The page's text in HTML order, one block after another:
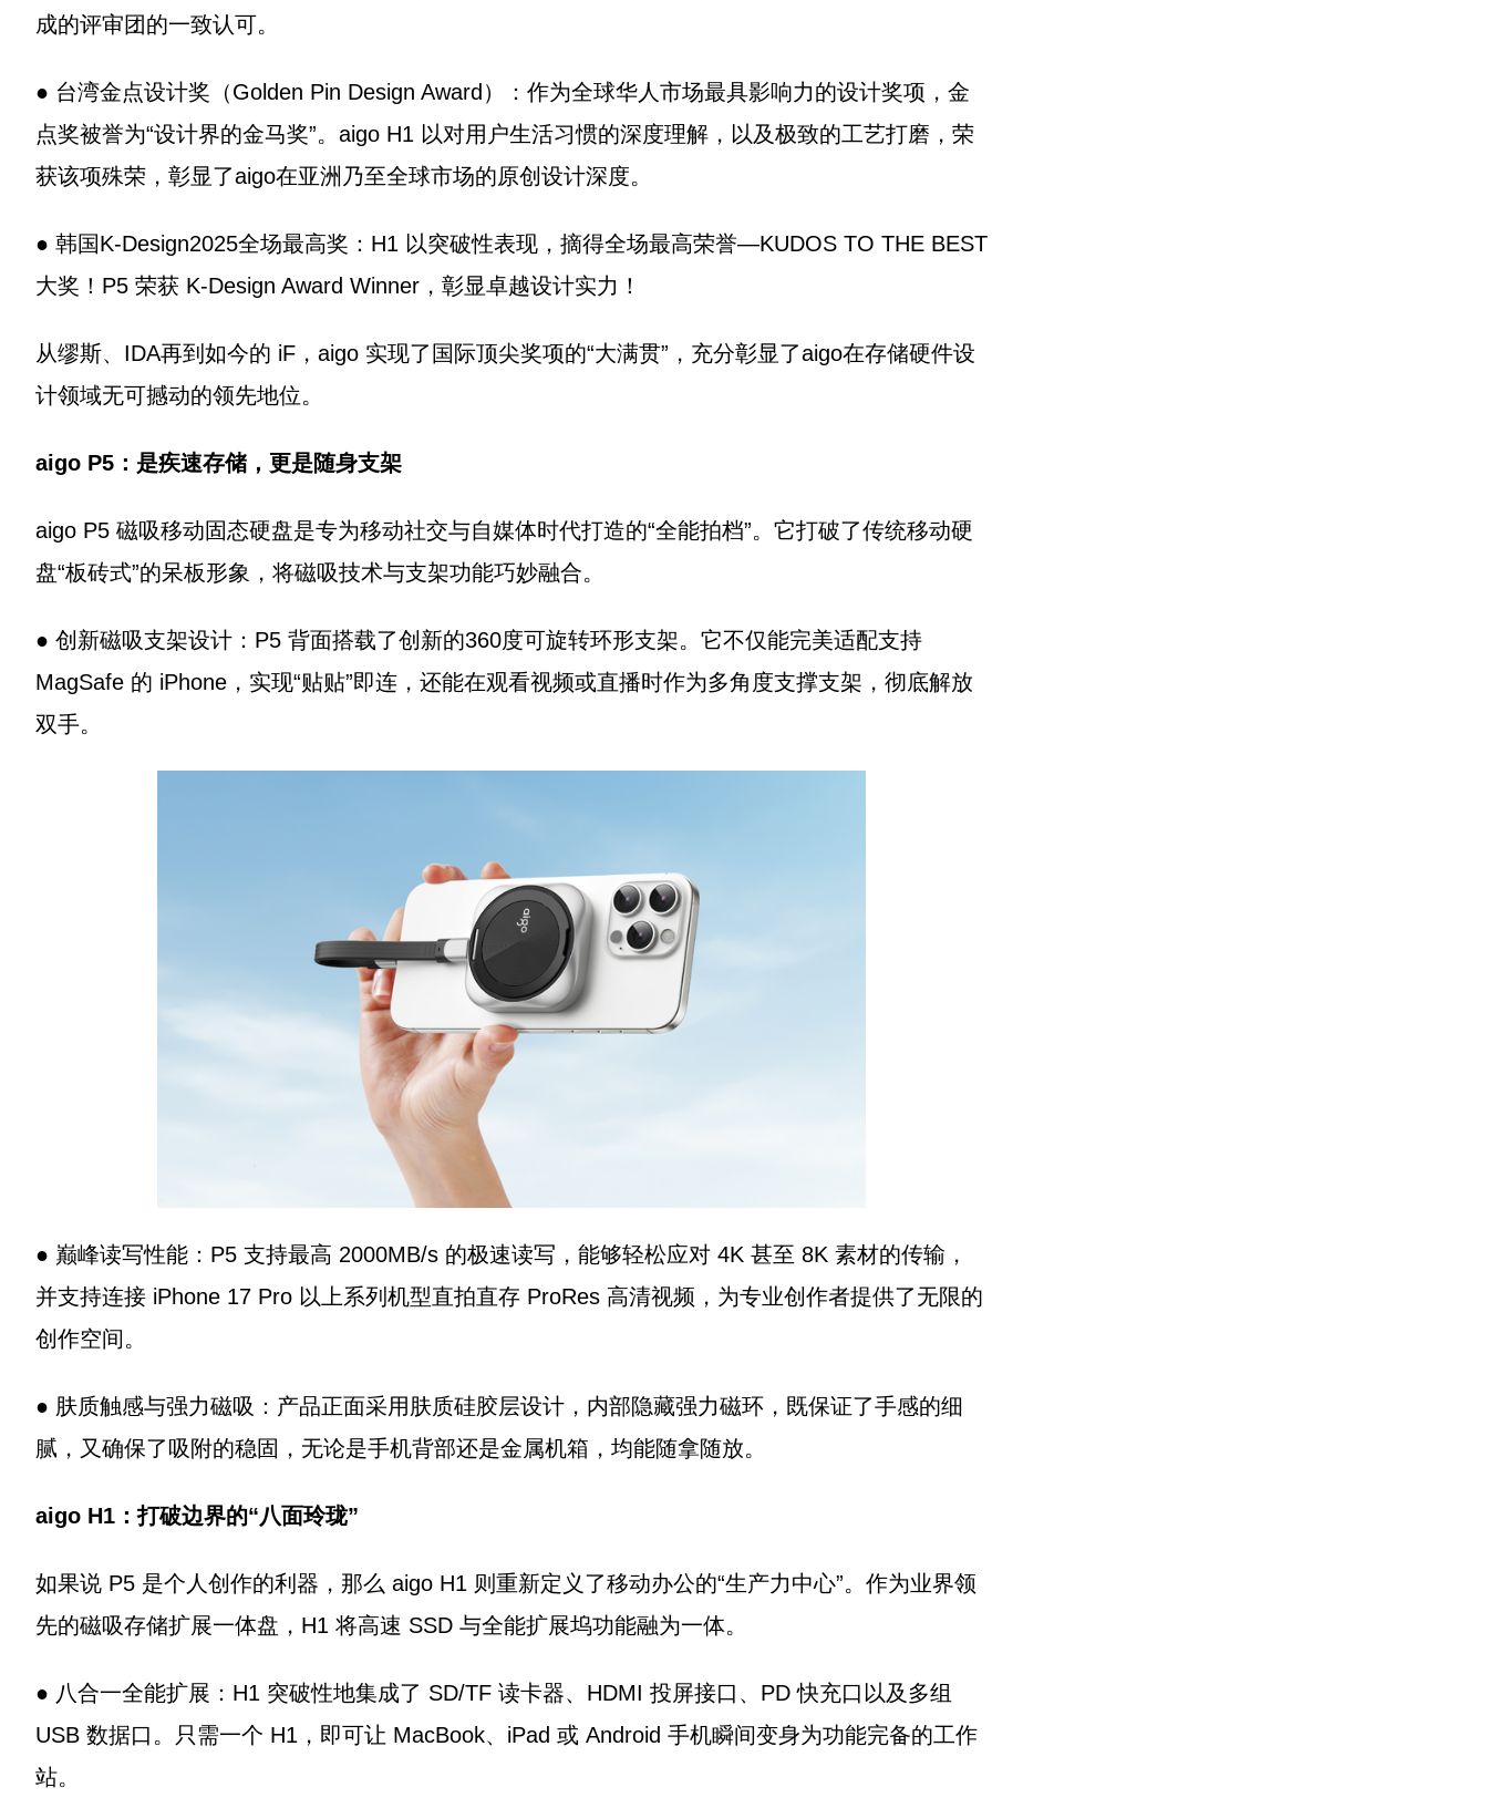
成的评审团的一致认可。
● 台湾金点设计奖（Golden Pin Design Award）：作为全球华人市场最具影响力的设计奖项，金
点奖被誉为“设计界的金马奖”。aigo H1 以对用户生活习惯的深度理解，以及极致的工艺打磨，荣
获该项殊荣，彰显了aigo在亚洲乃至全球市场的原创设计深度。
● 韩国K-Design2025全场最高奖：H1 以突破性表现，摘得全场最高荣誉—KUDOS TO THE BEST
大奖！P5 荣获 K-Design Award Winner，彰显卓越设计实力！
从缪斯、IDA再到如今的 iF，aigo 实现了国际顶尖奖项的“大满贯”，充分彰显了aigo在存储硬件设
计领域无可撼动的领先地位。
aigo P5：是疾速存储，更是随身支架
aigo P5 磁吸移动固态硬盘是专为移动社交与自媒体时代打造的“全能拍档”。它打破了传统移动硬
盘“板砖式”的呆板形象，将磁吸技术与支架功能巧妙融合。
● 创新磁吸支架设计：P5 背面搭载了创新的360度可旋转环形支架。它不仅能完美适配支持
MagSafe 的 iPhone，实现“贴贴”即连，还能在观看视频或直播时作为多角度支撑支架，彻底解放
双手。
● 巅峰读写性能：P5 支持最高 2000MB/s 的极速读写，能够轻松应对 4K 甚至 8K 素材的传输，
并支持连接 iPhone 17 Pro 以上系列机型直拍直存 ProRes 高清视频，为专业创作者提供了无限的
创作空间。
● 肤质触感与强力磁吸：产品正面采用肤质硅胶层设计，内部隐藏强力磁环，既保证了手感的细
腻，又确保了吸附的稳固，无论是手机背部还是金属机箱，均能随拿随放。
aigo H1：打破边界的“八面玲珑”
如果说 P5 是个人创作的利器，那么 aigo H1 则重新定义了移动办公的“生产力中心”。作为业界领
先的磁吸存储扩展一体盘，H1 将高速 SSD 与全能扩展坞功能融为一体。
● 八合一全能扩展：H1 突破性地集成了 SD/TF 读卡器、HDMI 投屏接口、PD 快充口以及多组
USB 数据口。只需一个 H1，即可让 MacBook、iPad 或 Android 手机瞬间变身为功能完备的工作
站。